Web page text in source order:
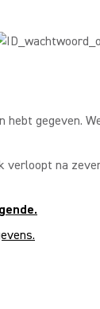
gegeven.
verloopt na